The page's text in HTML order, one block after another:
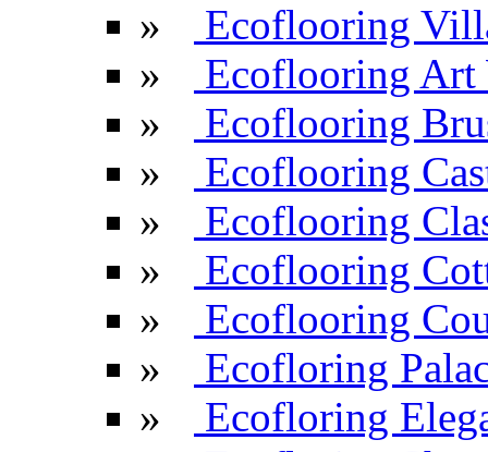
»
Ecoflooring
»
Ecoflooring Art
»
Ecoflooring
»
Ecoflooring
»
Ecoflooring
»
Ecoflooring
»
Ecoflooring
»
Ecofloring
»
Ecofloring